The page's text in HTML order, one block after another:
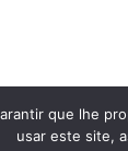
que lhe
usar este site,